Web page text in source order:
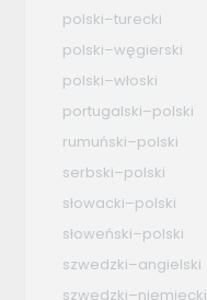
polski–turecki
polski–węgierski
polski–włoski
portugalski–polski
rumuński–polski
serbski–polski
słowacki–polski
słoweński–polski
szwedzki–angielski
szwedzki–niemiecki